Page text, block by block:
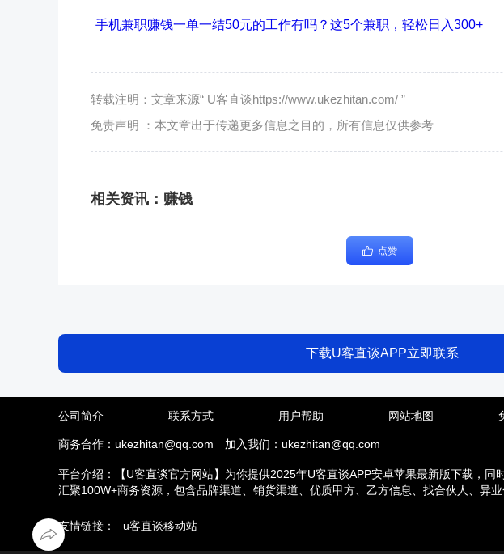
手机兼职赚钱一单一结50元的工作有吗？这5个兼职，轻松日入300+
转载注明：文章来源“ U客直谈https://www.ukezhitan.com/ ”
免责声明 ：本文章出于传递更多信息之目的，所有信息仅供参考
相关资讯： 赚钱
点赞
下载U客直谈APP立即联系
公司简介 联系方式 用户帮助 网站地图
商务合作：ukezhitan@qq.com 加入我们：ukezhitan@qq.com
平台介绍：【U客直谈官方网站】为你提供2025年U客直谈APP安卓苹果最新版下载，同
汇聚100W+商务资源，包含品牌渠道、销货渠道、优质甲方、乙方信息、找合伙人、异
友情链接：
u客直谈移动站